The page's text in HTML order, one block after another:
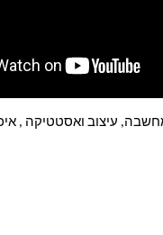
עיצוב ואסטטיקה ,